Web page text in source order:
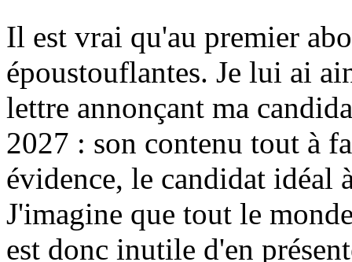
Il est vrai qu'au premier
époustouflantes. Je lui ai
lettre annonçant ma
2027 : son contenu tout à
évidence, le candidat idéal
J'imagine que tout le
est donc inutile d'en